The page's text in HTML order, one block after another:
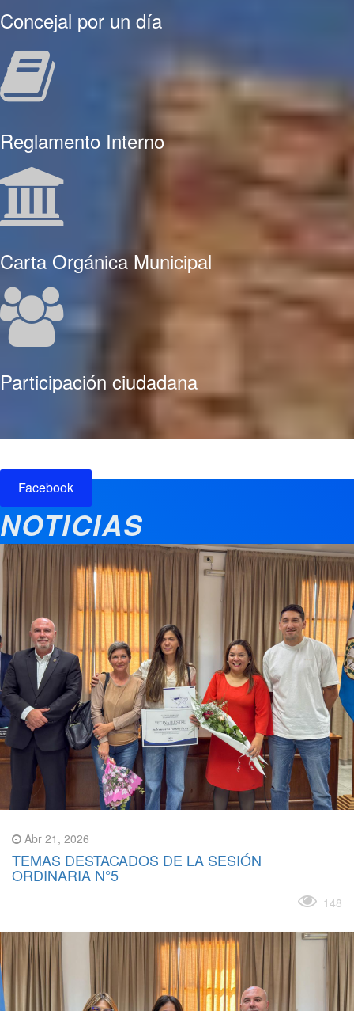
Concejal por un día
Reglamento Interno
Carta Orgánica Municipal
Participación ciudadana
Facebook
NOTICIAS
Abr 21, 2026
TEMAS DESTACADOS DE LA SESIÓN
ORDINARIA N°5
148